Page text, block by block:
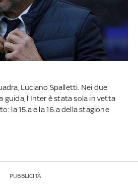
Luciano Spalletti. Nei due
guida, l'Inter è stata sola in vetta
la 15.a e la 16.a della stagione
PUBBLICITÀ